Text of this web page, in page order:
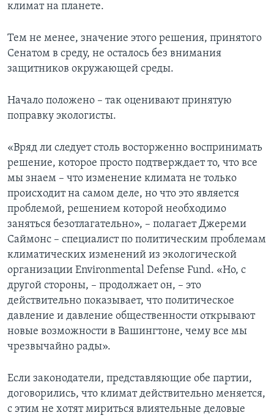
климат на планете.
Тем не менее, значение этого решения, принятого
Сенатом в среду, не осталось без внимания
защитников окружающей среды.
Начало положено – так оценивают принятую
поправку экологисты.
«Вряд ли следует столь восторженно воспринимать
решение, которое просто подтверждает то, что все
мы знаем – что изменение климата не только
происходит на самом деле, но что это является
проблемой, решением которой необходимо
заняться безотлагательно», – полагает Джереми
Саймонс – специалист по политическим проблемам
климатических изменений из экологической
организации Environmental Defense Fund. «Но, с
другой стороны, – продолжает он, – это
действительно показывает, что политическое
давление и давление общественности открывают
новые возможности в Вашингтоне, чему все мы
чрезвычайно рады».
Если законодатели, представляющие обе партии,
договорились, что климат действительно меняется,
с этим не хотят мириться влиятельные деловые